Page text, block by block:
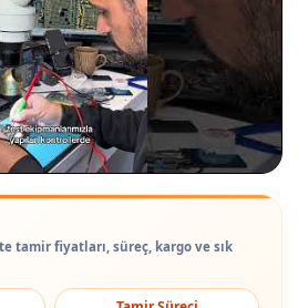
tamir fiyatları, süreç, kargo ve sık